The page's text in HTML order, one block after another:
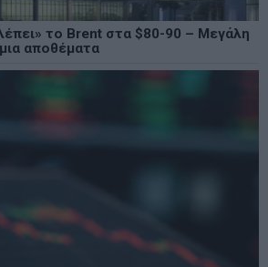
το Brent στα $80-90 – Μεγάλη
αποθέματα